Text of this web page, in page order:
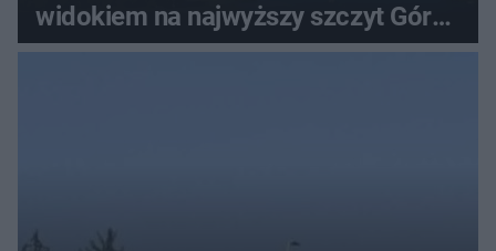
widokiem na najwyższy szczyt Gór
Świętokrzyskich